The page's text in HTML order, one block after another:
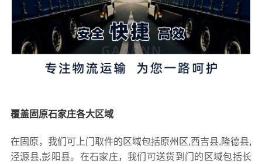
覆盖固原石家庄各大区域
在固原，我们可上门取件的区域包括原州区,西吉县,隆德县,
泾源县,彭阳县。在石家庄，我们可送货到门的区域包括长